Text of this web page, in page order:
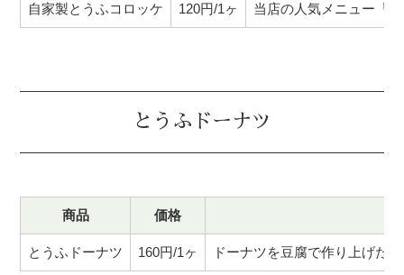
自家製とうふコロッケ 120円/1ヶ 当店の人気メニュー「
とうふドーナツ
商品 価格
とうふドーナツ 160円/1ヶ ドーナツを豆腐で作り上げた